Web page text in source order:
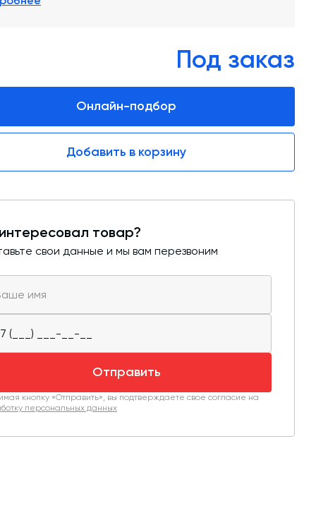
Подбор и поставка комплектующих под
любой завод
Экспертиза промышленной безопасности
Технический аудит бетонных заводов и
производств
линий,промышленных зданий и сооружений
Под заказ
Онлайн-подбор
Добавить в корзину
товар?
свои данные и мы вам перезвоним
Отправить
кнопку «Отправить», вы подтверждаете свое согласие на
персональных данных